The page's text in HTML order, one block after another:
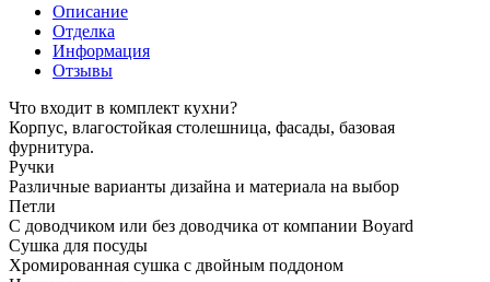
Описание
Отделка
Информация
Отзывы
Что входит в комплект кухни?
Корпус, влагостойкая столешница, фасады, базовая
фурнитура.
Ручки
Различные варианты дизайна и материала на выбор
Петли
С доводчиком или без доводчика от компании Boyard
Сушка для посуды
Хромированная сушка с двойным поддоном